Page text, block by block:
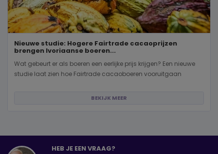
Nieuwe studie: Hogere Fairtrade cacaoprijzen
brengen Ivoriaanse boeren...
Wat gebeurt er als boeren een eerlijke prijs krijgen? Een nieuwe
studie laat zien hoe Fairtrade cacaoboeren vooruitgaan
BEKIJK MEER
HEB JE EEN VRAAG?